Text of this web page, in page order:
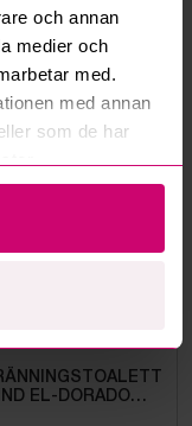
och annan
medier och
med.
med annan
som de har
10d 18h
EL-DORADO